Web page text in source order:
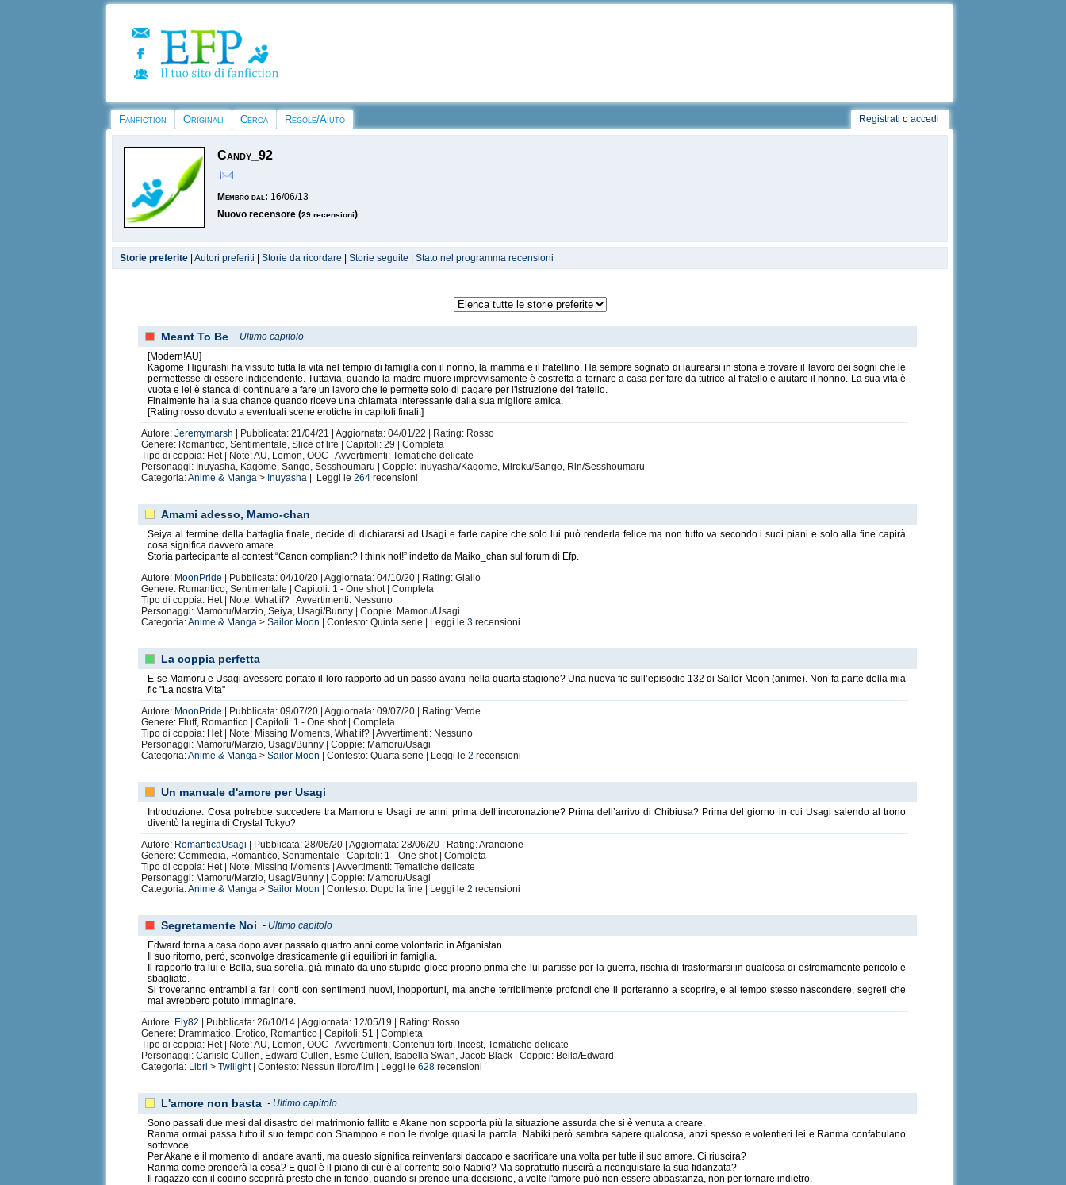
Fanfiction Originali Cerca Regole/Aiuto Registrati o accedi
Candy_92
Membro dal: 16/06/13
Nuovo recensore (29 recensioni)
Storie preferite |Autori preferiti |Storie da ricordare |Storie seguite |Stato nel programma recensioni
Meant To Be - Ultimo capitolo
[Modern!AU]
Kagome Higurashi ha vissuto tutta la vita nel tempio di famiglia con il nonno, la mamma e il fratellino. Ha sempre sognato di laurearsi in storia e trovare il lavoro dei sogni che le
permettesse di essere indipendente. Tuttavia, quando la madre muore improvvisamente è costretta a tornare a casa per fare da tutrice al fratello e aiutare il nonno. La sua vita è
vuota e lei è stanca di continuare a fare un lavoro che le permette solo di pagare per l'istruzione del fratello.
Finalmente ha la sua chance quando riceve una chiamata interessante dalla sua migliore amica.
[Rating rosso dovuto a eventuali scene erotiche in capitoli finali.]
Autore:Jeremymarsh
| Pubblicata: 21/04/21 | Aggiornata: 04/01/22 | Rating: Rosso
Genere: Romantico, Sentimentale, Slice of life | Capitoli: 29 | Completa
Tipo di coppia: Het | Note: AU, Lemon, OOC | Avvertimenti: Tematiche delicate
Personaggi: Inuyasha, Kagome, Sango, Sesshoumaru | Coppie: Inuyasha/Kagome, Miroku/Sango, Rin/Sesshoumaru
Categoria:Anime & Manga > Inuyasha | Leggi le264 recensioni
Amami adesso, Mamo-chan
Seiya al termine della battaglia finale, decide di dichiararsi ad Usagi e farle capire che solo lui può renderla felice ma non tutto va secondo i suoi piani e solo alla fine capirà
cosa significa davvero amare.
Storia partecipante al contest “Canon compliant? I think not!” indetto da Maiko_chan sul forum di Efp.
Autore: MoonPride
| Pubblicata: 04/10/20 | Aggiornata: 04/10/20 | Rating: Giallo
Genere: Romantico, Sentimentale | Capitoli: 1 - One shot | Completa
Tipo di coppia: Het | Note: What if? | Avvertimenti: Nessuno
Personaggi: Mamoru/Marzio, Seiya, Usagi/Bunny | Coppie: Mamoru/Usagi
Categoria:Anime & Manga >Sailor Moon | Contesto: Quinta serie | Leggi le3 recensioni
La coppia perfetta
E se Mamoru e Usagi avessero portato il loro rapporto ad un passo avanti nella quarta stagione? Una nuova fic sull’episodio 132 di Sailor Moon (anime). Non fa parte della mia
fic "La nostra Vita"
Autore: MoonPride
| Pubblicata: 09/07/20 | Aggiornata: 09/07/20 | Rating: Verde
Genere: Fluff, Romantico | Capitoli: 1 - One shot | Completa
Tipo di coppia: Het | Note: Missing Moments, What if? | Avvertimenti: Nessuno
Personaggi: Mamoru/Marzio, Usagi/Bunny | Coppie: Mamoru/Usagi
Categoria:Anime & Manga >Sailor Moon | Contesto: Quarta serie | Leggi le2 recensioni
Un manuale d'amore per Usagi
Introduzione: Cosa potrebbe succedere tra Mamoru e Usagi tre anni prima dell’incoronazione? Prima dell’arrivo di Chibiusa? Prima del giorno in cui Usagi salendo al trono
diventò la regina di Crystal Tokyo?
Autore: RomanticaUsagi
| Pubblicata: 28/06/20 | Aggiornata: 28/06/20 | Rating: Arancione
Genere: Commedia, Romantico, Sentimentale | Capitoli: 1 - One shot | Completa
Tipo di coppia: Het | Note: Missing Moments | Avvertimenti: Tematiche delicate
Personaggi: Mamoru/Marzio, Usagi/Bunny | Coppie: Mamoru/Usagi
Categoria:Anime & Manga >Sailor Moon | Contesto: Dopo la fine | Leggi le2 recensioni
Segretamente Noi - Ultimo capitolo
Edward torna a casa dopo aver passato quattro anni come volontario in Afganistan.
Il suo ritorno, però, sconvolge drasticamente gli equilibri in famiglia.
Il rapporto tra lui e Bella, sua sorella, già minato da uno stupido gioco proprio prima che lui partisse per la guerra, rischia di trasformarsi in qualcosa di estremamente pericolo e
sbagliato.
Si troveranno entrambi a far i conti con sentimenti nuovi, inopportuni, ma anche terribilmente profondi che li porteranno a scoprire, e al tempo stesso nascondere, segreti che
mai avrebbero potuto immaginare.
Autore: Ely82
| Pubblicata: 26/10/14 | Aggiornata: 12/05/19 | Rating: Rosso
Genere: Drammatico, Erotico, Romantico | Capitoli: 51 | Completa
Tipo di coppia: Het | Note: AU, Lemon, OOC | Avvertimenti: Contenuti forti, Incest, Tematiche delicate
Personaggi: Carlisle Cullen, Edward Cullen, Esme Cullen, Isabella Swan, Jacob Black | Coppie: Bella/Edward
Categoria: Libri >Twilight| Contesto: Nessun libro/film | Leggi le628 recensioni
L'amore non basta - Ultimo capitolo
Sono passati due mesi dal disastro del matrimonio fallito e Akane non sopporta più la situazione assurda che si è venuta a creare.
Ranma ormai passa tutto il suo tempo con Shampoo e non le rivolge quasi la parola. Nabiki però sembra sapere qualcosa, anzi spesso e volentieri lei e Ranma confabulano
sottovoce.
Per Akane è il momento di andare avanti, ma questo significa reinventarsi daccapo e sacrificare una volta per tutte il suo amore. Ci riuscirà?
Ranma come prenderà la cosa? E qual è il piano di cui è al corrente solo Nabiki? Ma soprattutto riuscirà a riconquistare la sua fidanzata?
Il ragazzo con il codino scoprirà presto che in fondo, quando si prende una decisione, a volte l'amore può non essere abbastanza, non per tornare indietro.